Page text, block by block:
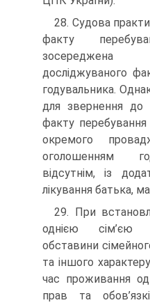
28. Судова
факту
зосереджена
досліджуваного
годувальника.
для звернення до
факту
окремого
оголошенням
відсутнім, із
лікування батька,
29. При
однією сім’єю
обставини
та іншого
час проживання
прав та